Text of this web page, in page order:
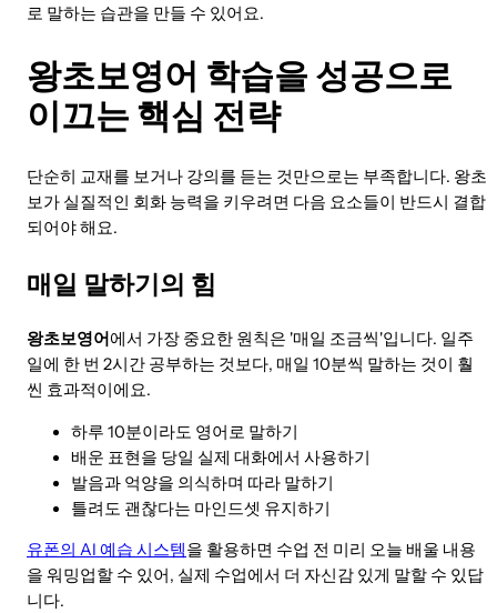
로 말하는 습관을 만들 수 있어요.
왕초보영어 학습을 성공으로
이끄는 핵심 전략
단순히 교재를 보거나 강의를 듣는 것만으로는 부족합니다. 왕초
보가 실질적인 회화 능력을 키우려면 다음 요소들이 반드시 결합
되어야 해요.
매일 말하기의 힘
왕초보영어에서 가장 중요한 원칙은 '매일 조금씩'입니다. 일주
일에 한 번 2시간 공부하는 것보다, 매일 10분씩 말하는 것이 훨
씬 효과적이에요.
하루 10분이라도 영어로 말하기
배운 표현을 당일 실제 대화에서 사용하기
발음과 억양을 의식하며 따라 말하기
틀려도 괜찮다는 마인드셋 유지하기
유폰의 AI 예습 시스템을 활용하면 수업 전 미리 오늘 배울 내용
을 워밍업할 수 있어, 실제 수업에서 더 자신감 있게 말할 수 있답
니다.